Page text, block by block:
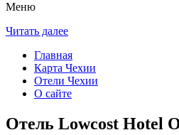
Меню
Читать далее
Главная
Карта Чехии
Отели Чехии
О сайте
Отель Lowcost Hotel